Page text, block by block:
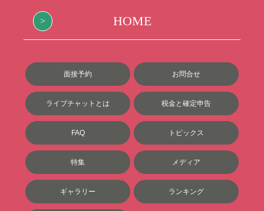
HOME
面接予約 お問合せ
ライブチャットとは 税金と確定申告
FAQ トピックス
特集 メディア
ギャラリー ランキング